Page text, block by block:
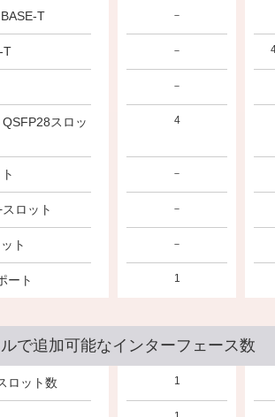
T
T
スロッ
ロット
ト
ート
－
4
24
－
－
－
4
－
－
－
1
で追加可能なインターフェース数
ロット数
1 1